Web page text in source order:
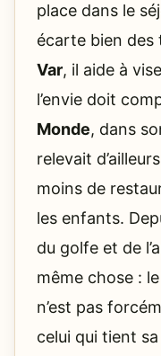
place dans le
écarte bien des
Var, il aide à
l’envie doit
Monde, dans
relevait
moins de
les enfants.
du golfe et de
même chose :
n’est pas
celui qui tient